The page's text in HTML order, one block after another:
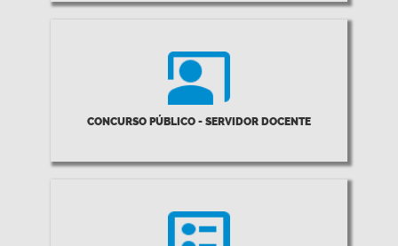
CONCURSO PÚBLICO - SERVIDOR DOCENTE